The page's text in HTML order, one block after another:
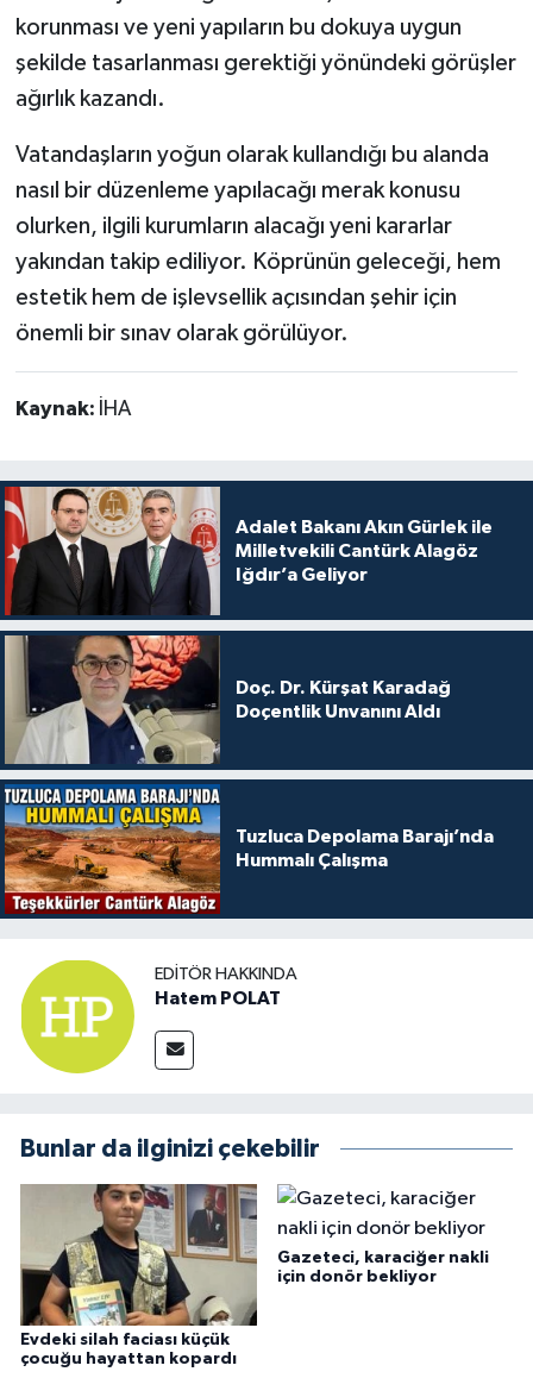
korunması ve yeni yapıların bu dokuya uygun
şekilde tasarlanması gerektiği yönündeki görüşler
ağırlık kazandı.
Vatandaşların yoğun olarak kullandığı bu alanda
nasıl bir düzenleme yapılacağı merak konusu
olurken, ilgili kurumların alacağı yeni kararlar
yakından takip ediliyor. Köprünün geleceği, hem
estetik hem de işlevsellik açısından şehir için
önemli bir sınav olarak görülüyor.
Kaynak: İHA
Adalet Bakanı Akın Gürlek ile
Milletvekili Cantürk Alagöz
Iğdır’a Geliyor
Doç. Dr. Kürşat Karadağ
Doçentlik Unvanını Aldı
Tuzluca Depolama Barajı’nda
Hummalı Çalışma
EDITÖR HAKKINDA
Hatem POLAT
Bunlar da ilginizi çekebilir
Evdeki silah faciası küçük
çocuğu hayattan kopardı
Gazeteci, karaciğer nakli
için donör bekliyor